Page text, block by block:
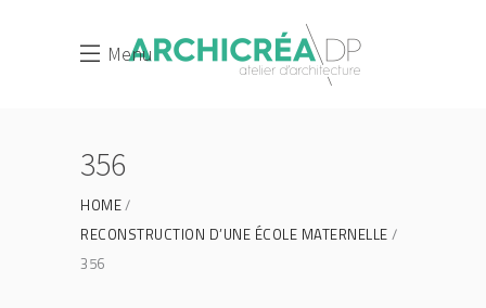
Menu
356
HOME
RECONSTRUCTION D’UNE ÉCOLE MATERNELLE
356